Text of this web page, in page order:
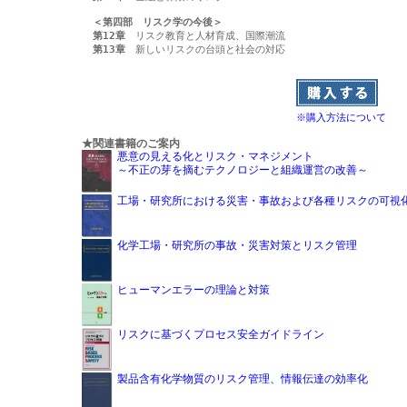
＜第四部　リスク学の今後＞
第12章
第13章 新しいリスクの台頭と社会の対応
※購入方法について
★関連書籍のご案内
悪意の見える化とリスク・マネジメント
～不正の芽を摘むテクノロジーと組織運営の改善～
工場・研究所における災害・事故および各種リスクの可視
化学工場・研究所の事故・災害対策とリスク管理
ヒューマンエラーの理論と対策
リスクに基づくプロセス安全ガイドライン
製品含有化学物質のリスク管理、情報伝達の効率化